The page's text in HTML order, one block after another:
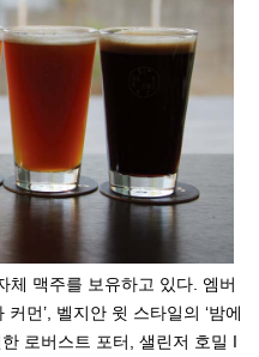
체 맥주를 보유하고 있다. 엠버
먼’, 벨지안 윗 스타일의 ‘밤에
로버스트 포터, 샐린저 호밀 I